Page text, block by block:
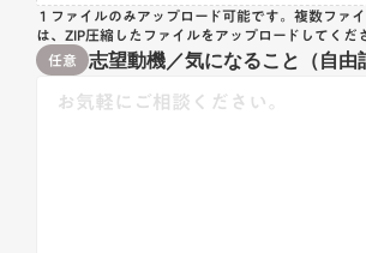
１ファイルのみアップロード可能です。複数ファ
は、ZIP圧縮したファイルをアップロードしてくだ
任意 志望動機／気になること（自由